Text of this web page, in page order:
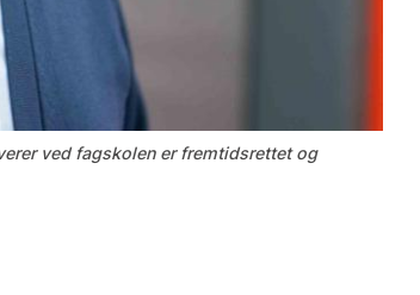
ved fagskolen er fremtidsrettet og